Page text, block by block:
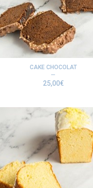
CAKE CHOCOLAT
25,00€